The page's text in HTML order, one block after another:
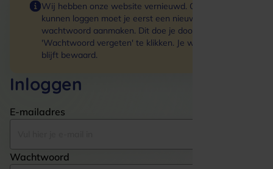
Wij hebben onze website vernieuwd. Om in te
kunnen loggen moet je eerst een nieuw
wachtwoord aanmaken. Dit doe je door op de link
'Wachtwoord vergeten' te klikken. Je winkelmand
blijft bewaard.
Inloggen
E-mailadres
Wachtwoord